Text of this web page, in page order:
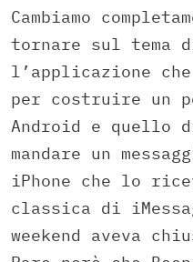
Cambiamo
tornare sul tema
l’applicazione
per costruire un
Android e quello
mandare un
iPhone che lo
classica di
weekend aveva